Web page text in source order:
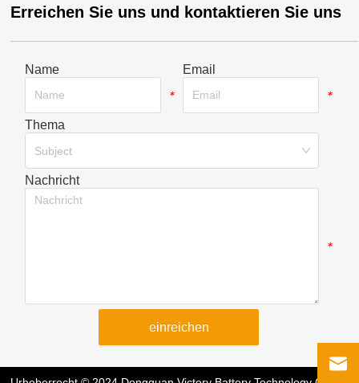
Erreichen Sie uns und kontaktieren Sie uns
Name
*
Email
*
Thema
Subject
Nachricht
*
einreichen